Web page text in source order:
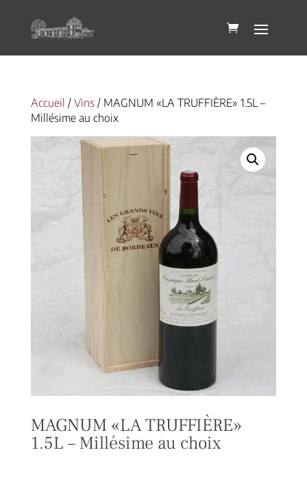
Accueil / Vins/ MAGNUM «LA TRUFFIÈRE» 1.5L –
Millésime au choix
MAGNUM «LA TRUFFIÈRE»
1.5L – Millésime au choix